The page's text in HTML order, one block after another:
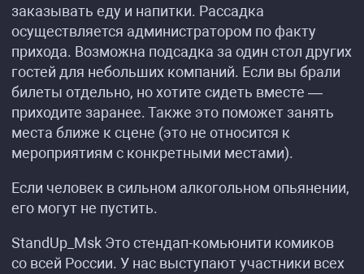
заказывать еду и напитки. Рассадка
осуществляется администратором по факту
прихода. Возможна подсадка за один стол других
гостей для небольших компаний. Если вы брали
билеты отдельно, но хотите сидеть вместе —
приходите заранее. Также это поможет занять
места ближе к сцене (это не относится к
мероприятиям с конкретными местами).
Если человек в сильном алкогольном опьянении,
его могут не пустить.
StandUp_Msk Это стендап-комьюнити комиков
со всей России. У нас выступают участники всех